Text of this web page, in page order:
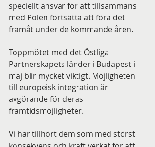
speciellt ansvar för att tillsammans
med Polen fortsätta att föra det
framåt under de kommande åren.
Toppmötet med det Östliga
Partnerskapets länder i Budapest i
maj blir mycket viktigt. Möjligheten
till europeisk integration är
avgörande för deras
framtidsmöjligheter.
Vi har tillhört dem som med störst